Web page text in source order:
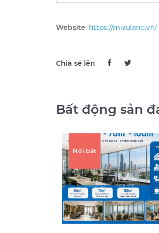
Website: https://mizuland.vn/
Chia sẻ lên
Bất động sản
Nổi bật